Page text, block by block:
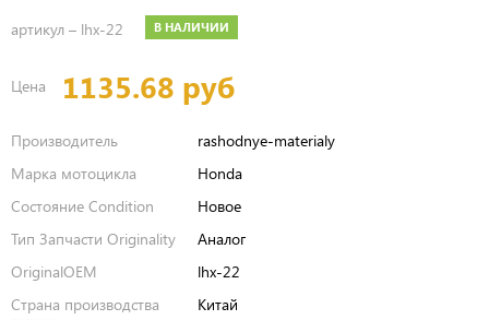
артикул – lhx-22 В НАЛИЧИИ
Цена 1135.68 руб
Производитель
rashodnye-materialy
Марка мотоцикла
Honda
Состояние Condition
Новое
Тип Запчасти Originality
Аналог
OriginalOEM
lhx-22
Страна производства
Китай